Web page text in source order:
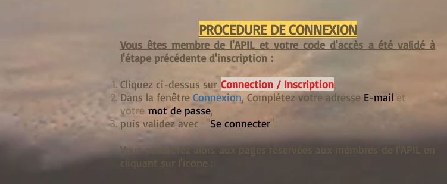
PROCEDURE DE CONNEXION
Vous êtes membre de l'APIL et votre code d'accès a été validé à
l'étape précédente d'inscription :
Cliquez ci-dessus sur Connection / Inscription,
Dans la fenêtre Connexion, Complétez votre adresse E-mail et
votre mot de passe,
puis validez avec
"Se connecter".
Vous accéderez alors aux pages réservées aux membres de l'APIL en
cliquant sur l'icone :